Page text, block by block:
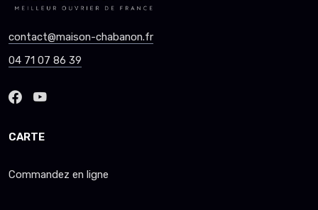
contact@maison-chabanon.fr
04 71 07 86 39
CARTE
Commandez en ligne